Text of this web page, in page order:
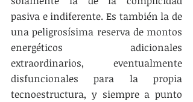
pasiva e indiferente. Es también la de
una peligrosísima reserva de montos
energéticos adicionales
extraordinarios, eventualmente
disfuncionales para la propia
tecnoestructura, y siempre a punto